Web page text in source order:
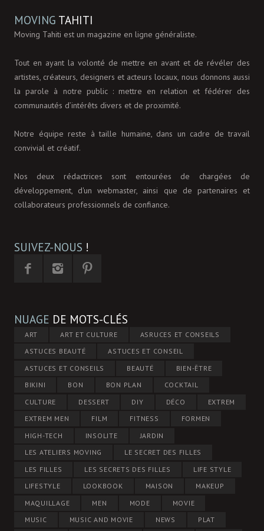
MOVING TAHITI
Moving Tahiti est un magazine en ligne généraliste.
Tout en ayant la volonté de mettre en avant et de révéler des
artistes, créateurs, designers et acteurs locaux, nous donnons aussi
la parole à notre public : mettre en relation et fédérer des
communautés d’intérêts divers et de proximité.
Notre équipe reste à taille humaine, dans un cadre de travail
convivial et créatif.
Nos deux rédactrices sont entourées de chargées de
développement, d'un webmaster, ainsi que de partenaires et
collaborateurs professionnels de confiance.
SUIVEZ-NOUS !
NUAGE DE MOTS-CLÉS
ART ART ET CULTURE
ASRUCES ET CONSEILS
ASTUCES BEAUTÉ
ASTUCES ET CONSEIL
ASTUCES ET CONSEILS
BEAUTÉ
BIEN-ÊTRE
BIKINI
BON BON PLAN
COCKTAIL
CULTURE
DESSERT DIY DÉCO
EXTREM
EXTREM MEN
FILM FITNESS
FORMEN
HIGH-TECH
INSOLITE
JARDIN
LES ATELIERS MOVING
LE SECRET DES FILLES
LES FILLES
LES SECRETS DES FILLES
LIFE STYLE
LIFESTYLE
LOOKBOOK MAISON
MAKEUP
MAQUILLAGE
MEN MODE
MOVIE
MUSIC
MUSIC AND MOVIE NEWS PLAT